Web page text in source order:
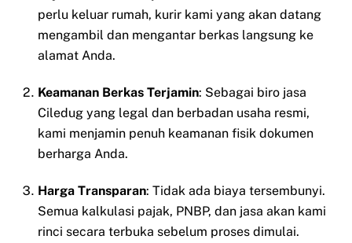
perlu keluar rumah, kurir kami yang akan datang
mengambil dan mengantar berkas langsung ke
alamat Anda.
Keamanan Berkas Terjamin: Sebagai biro jasa
Ciledug yang legal dan berbadan usaha resmi,
kami menjamin penuh keamanan fisik dokumen
berharga Anda.
Harga Transparan: Tidak ada biaya tersembunyi.
Semua kalkulasi pajak, PNBP, dan jasa akan kami
rinci secara terbuka sebelum proses dimulai.